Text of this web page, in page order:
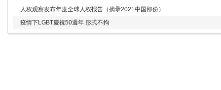
人权观察发布年度全球人权报告（摘录2021中国部份）
疫情下LGBT慶祝50週年 形式不拘